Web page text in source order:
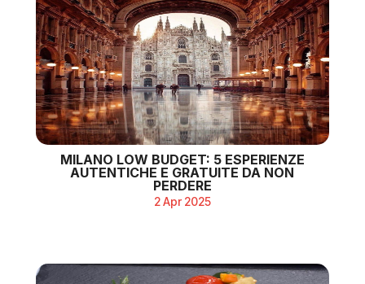
MILANO LOW BUDGET: 5 ESPERIENZE
AUTENTICHE E GRATUITE DA NON
PERDERE
2 Apr 2025